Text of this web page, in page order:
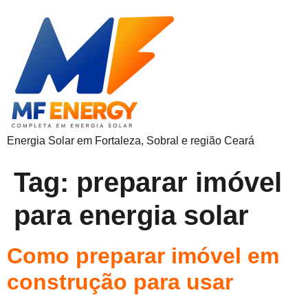
Energia Solar em Fortaleza, Sobral e região Ceará
Tag: preparar imóvel
para energia solar
Como preparar imóvel em
construção para usar